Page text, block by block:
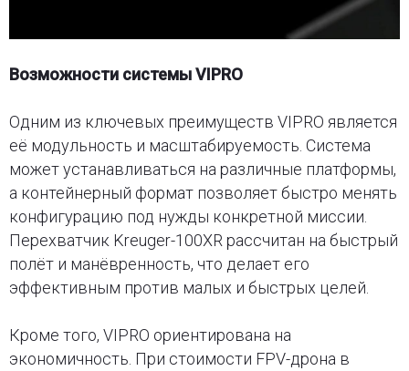
Возможности системы VIPRO
Одним из ключевых преимуществ VIPRO является
её модульность и масштабируемость. Система
может устанавливаться на различные платформы,
а контейнерный формат позволяет быстро менять
конфигурацию под нужды конкретной миссии.
Перехватчик Kreuger-100XR рассчитан на быстрый
полёт и манёвренность, что делает его
эффективным против малых и быстрых целей.
Кроме того, VIPRO ориентирована на
экономичность. При стоимости FPV-дрона в